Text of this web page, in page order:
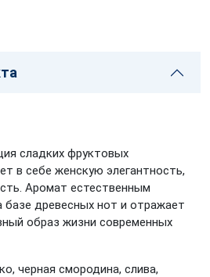
сладких фруктовых
в себе женскую элегантность,
Аромат естественным
базе древесных нот и отражает
образ жизни современных
черная смородина, слива,